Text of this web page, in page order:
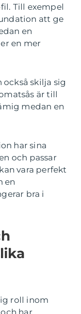
Till exempel
att ge
en
en mer
också skilja sig
är till
medan en
har sina
och passar
vara perfekt
en
bra i
roll inom
har